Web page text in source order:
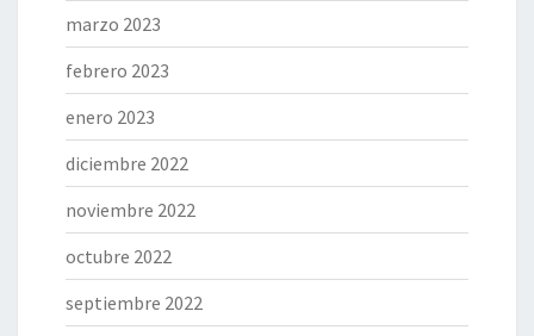
marzo 2023
febrero 2023
enero 2023
diciembre 2022
noviembre 2022
octubre 2022
septiembre 2022